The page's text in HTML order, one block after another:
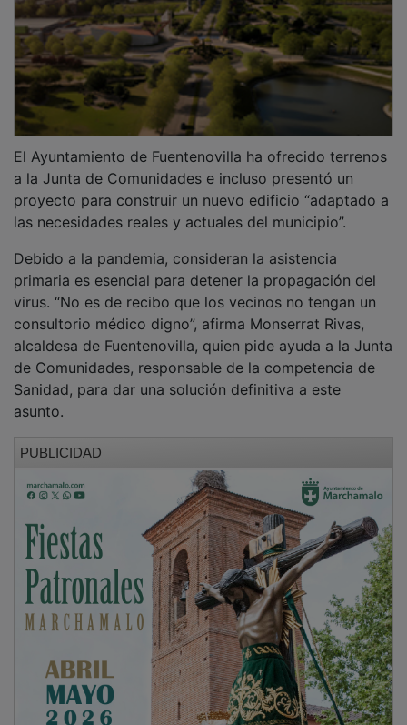
a la Junta de Comunidades e incluso presentó un
proyecto para construir un nuevo edificio “adaptado a
las necesidades reales y actuales del municipio”.
primaria es esencial para detener la propagación del
virus. “No es de recibo que los vecinos no tengan un
consultorio médico digno”, afirma Monserrat Rivas,
alcaldesa de Fuentenovilla, quien pide ayuda a la Junta
de Comunidades, responsable de la competencia de
Sanidad, para dar una solución definitiva a este
asunto.